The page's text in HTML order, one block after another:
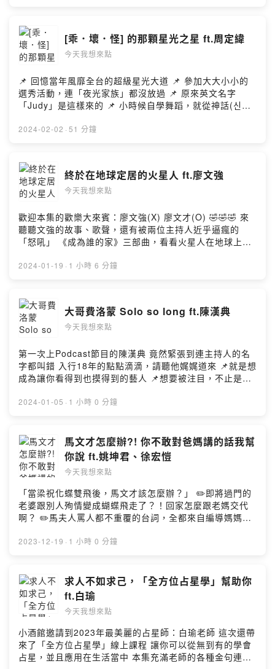
天我想來點 #小酒館 #今夜無法說相聲 #喜劇團 ＊＊＊＊
＊＊＊＊＊＊＊＊＊＊＊＊＊＊＊＊＊＊＊＊＊＊＊＊＊
🔗各大收聽平台：
http://www.forward.com.tw/danielchen/podcast/ 📝聽
完節目想給我們留言、拍拍或稱讚
https://youtu.be/IOVtksT2oBQ Albee范乙霏FB
https://pse.is/3dz5h4 Albee范乙霏IG
https://pse.is/3dvr26 陳大天FB https://pse.is/vurnn 陳
大天IG https://pse.is/qjfny 陳大天YouTube 表演者頻道
https://pse.is/w6v5c 陳大天YouTube脫口秀頻道
夜店穿上同一套服裝 📌 透過陳述自己的經歷，可以幫助到
需要幫助的人是最棒的 📌 同時都可以了解男性及女性的
生、心理狀態 📌 小嗨魅惑術教學，Albee噴笑大失敗
https://www.facebook.com/judychou811 YT｜
https://www.youtube.com/@yugee2957 TikTok｜
https://www.tiktok.com/@lin_hi_yugee #今天我想來點
＊＊＊＊＊＊＊＊＊＊＊＊＊＊＊ 🔗各大收聽平台：
https://youtu.be/XtZy2DN1DKk Albee范乙霏FB
https://pse.is/3dz5h4 Albee范乙霏IG
https://pse.is/3dvr26 陳大天FB https://pse.is/vurnn 陳
https://pse.is/w6v5c 陳大天YouTube脫口秀頻道
https://pse.is/3eljfw --Hosting provided by SoundOn
[乖．壞．怪] 的那顆星光之星 ft.周定緯
今天我想來點
📌 回憶當年風靡全台的超級星光大道 📌 參加大大小小的
選秀活動，連「夜光家族」都沒放過 📌 原來英文名字
「Judy」是這樣來的 📌 小時候自學舞蹈，就從神話(신
陶喆-普通朋友 📌 熱愛唱歌、表演的這件事，不是可以輕
的定緯喔！ 📌 從舞台劇各種角色的演繹中釋放最真實的自
己 📌台語苦手表示：用唱的比用講的來得容易多了 📌期待
未來出現新一代台語唱跳歌手-周定緯 Contact 周定緯 FB
https://www.youtube.com/@judychou0811 #今天我想
來點 #小酒館 #周定緯 ＊＊＊＊＊＊＊＊＊＊＊＊＊＊＊
＊＊＊＊＊＊＊＊＊＊＊＊＊＊ 🔗各大收聽平台：
完節目想給我們留言、拍拍或稱讚
https://pse.is/3dvr26 陳大天FB https://pse.is/vurnn 陳
大天IG https://pse.is/qjfny 陳大天YouTube 表演者頻道
https://pse.is/w6v5c 陳大天YouTube脫口秀頻道
2024-02-02 · 51 分鐘
終於在地球定居的火星人 ft.廖文強
今天我想來點
歡迎本集的歡樂大來賓：廖文強(X) 廖文才(O) 🤣🤣🤣 來
聽聽文強的故事、歌聲，還有被兩位主持人近乎逼瘋的
「怒吼」 《成為誰的家》三部曲，看看火星人在地球上發
ICM 📌 戴個牙套結果ㄗㄘㄙ不分，連音準都找不到了QQ
經有太多同名歌曲，還是想維持一開始創作的初心 📌 做浩
瀚的宇宙裡一顆渺小的星 https://youtu.be/FW-
PVg8ZhSA 📌 允許自己跟別人不一樣、允許有人陪伴自
也是一種美好 📌 好歌，獻給知音人~ Contact 廖文強 FB
｜https://www.facebook.com/WenChiangLiao YT｜
https://www.youtube.com/channel/UCciu3ykBaj7dgEx
＊＊＊＊＊＊＊＊＊＊＊＊＊＊＊＊＊＊＊＊＊＊＊ 🔗各
完節目想給我們留言、拍拍或稱讚
https://youtu.be/FYseOHyXcLY Albee范乙霏FB
https://pse.is/3dz5h4 Albee范乙霏IG
https://pse.is/3dvr26 陳大天FB https://pse.is/vurnn 陳
大天IG https://pse.is/qjfny 陳大天YouTube 表演者頻道
https://pse.is/w6v5c 陳大天YouTube脫口秀頻道
https://pse.is/3eljfw --Hosting provided by SoundOn
2024-01-19 · 1 小時 6 分鐘
大哥費洛蒙 Solo so long ft.陳漢典
今天我想來點
第一次上Podcast節目的陳漢典 竟然緊張到連主持人的名
字都叫錯 入行18年的點點滴滴，請聽他娓娓道來 📌就是想
成為讓你看得到也摸得到的藝人 📌想要被注目，不止是要
讓大天輸得心服口服 (上) https://youtu.be/wzIk7Im-ZeM
https://youtu.be/oAHS4b8OyZk 📌用自己喜歡的面向去
擴散，讓更多人知道不同的自己 📌Solo so long 是終於明
白自己其實不是孤軍奮戰 完整版MV：
https://youtu.be/ZkQXI0QgTYo 📌在搞笑與正經之間的
切換自如，是花費很多力氣調整而來的 📌只要自己覺得
好、覺得開心那就對了，自在最重要！ Contact 陳漢典
FB｜https://www.facebook.com/hankchen0706 YT｜
https://www.youtube.com/@hankchen1942 #今天我想
來點 #小酒館 #陳漢典 ＊＊＊＊＊＊＊＊＊＊＊＊＊＊＊
完節目想給我們留言、拍拍或稱讚
https://youtu.be/SAxmhoQkSyw Albee范乙霏FB
https://pse.is/3dz5h4 Albee范乙霏IG
https://pse.is/3dvr26 陳大天FB https://pse.is/vurnn 陳
https://pse.is/w6v5c 陳大天YouTube脫口秀頻道
https://pse.is/3eljfw --Hosting provided by SoundOn
2024-01-05 · 1 小時 0 分鐘
馬文才怎麼辦?! 你不敢對爸媽講的話我幫
你說 ft.姚坤君、徐宏愷
今天我想來點
「當梁祝化蝶雙飛後，馬文才該怎麼辦？」 ✏️即將過門的
老婆跟別人殉情變成蝴蝶飛走了？！回家怎麼跟老媽交代
啊？ ✏️馬夫人罵人都不重覆的台詞，全都來自編導媽媽罵
患PTSD症候群的丫鬟、面臨轉職危機的書僮… 各種腦洞
https://www.opentix.life/event/171023750601428992
1 #今天我想來點 #小酒館 #馬文才怎麼辦 #姚坤君 #陳家
聲工作室 ＊＊＊＊＊＊＊＊＊＊＊＊＊＊＊＊＊＊＊＊＊
＊＊＊＊＊＊＊＊ 🔗各大收聽平台：
http://www.forward.com.tw/danielchen/podcast/ 📝聽
完節目想給我們留言、拍拍或稱讚
https://youtu.be/Oikx1TtQkSg Albee范乙霏FB
https://pse.is/3dz5h4 Albee范乙霏IG
2023-12-19 · 1 小時 0 分鐘
求人不如求己，「全方位占星學」幫助你
ft.白瑜
今天我想來點
小酒館邀請到2023年最美麗的占星師：白瑜老師 這次還帶
來了「全方位占星學」線上課程 讓你可以從無到有的學會
占星，並且應用在生活當中 本集充滿老師的各種金句連